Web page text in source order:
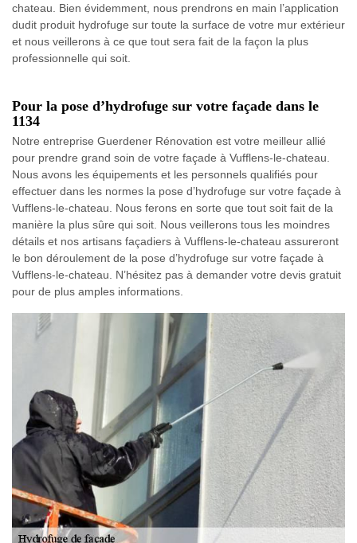
chateau. Bien évidemment, nous prendrons en main l’application
dudit produit hydrofuge sur toute la surface de votre mur extérieur
et nous veillerons à ce que tout sera fait de la façon la plus
professionnelle qui soit.
Pour la pose d’hydrofuge sur votre façade dans le
1134
Notre entreprise Guerdener Rénovation est votre meilleur allié
pour prendre grand soin de votre façade à Vufflens-le-chateau.
Nous avons les équipements et les personnels qualifiés pour
effectuer dans les normes la pose d’hydrofuge sur votre façade à
Vufflens-le-chateau. Nous ferons en sorte que tout soit fait de la
manière la plus sûre qui soit. Nous veillerons tous les moindres
détails et nos artisans façadiers à Vufflens-le-chateau assureront
le bon déroulement de la pose d’hydrofuge sur votre façade à
Vufflens-le-chateau. N’hésitez pas à demander votre devis gratuit
pour de plus amples informations.